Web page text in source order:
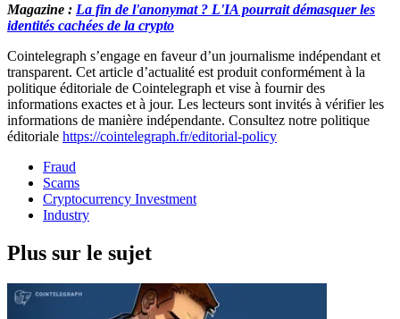
Magazine : La fin de l'anonymat ? L'IA pourrait démasquer les
identités cachées de la crypto
Cointelegraph s’engage en faveur d’un journalisme indépendant et
transparent. Cet article d’actualité est produit conformément à la
politique éditoriale de Cointelegraph et vise à fournir des
informations exactes et à jour. Les lecteurs sont invités à vérifier les
informations de manière indépendante. Consultez notre politique
éditoriale https://cointelegraph.fr/editorial-policy
Fraud
Scams
Cryptocurrency Investment
Industry
Plus sur le sujet